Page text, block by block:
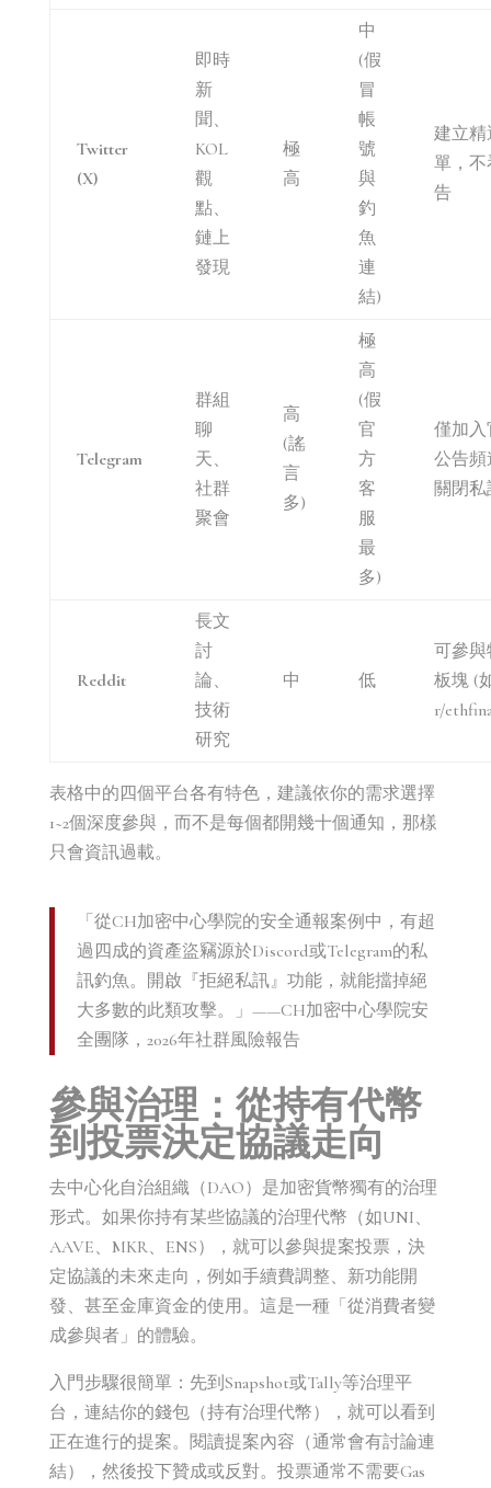
Twitter
(X)
即時
新
聞、
KOL
觀
點、
鏈上
發現
極
高
中
(假
冒
帳
號
與
釣
魚
連
結)
建立精
單，不
告
Telegram
群組
聊
天、
社群
聚會
高
(謠
言
多)
極
高
(假
官
方
客
服
最
多)
僅加入
公告頻
關閉私
Reddit
長文
討
論、
技術
研究
中 低
可參與
板塊 (
r/
表格中的四個平台各有特色，建議依你的需求選擇
1~2個深度參與，而不是每個都開幾十個通知，那樣
只會資訊過載。
「從CH加密中心學院的安全通報案例中，有超
過四成的資產盜竊源於Discord或Telegram的私
訊釣魚。開啟『拒絕私訊』功能，就能擋掉絕
大多數的此類攻擊。」——CH加密中心學院安
全團隊，2026年社群風險報告
參與治理：從持有代幣
到投票決定協議走向
去中心化自治組織（DAO）是加密貨幣獨有的治理
形式。如果你持有某些協議的治理代幣（如UNI、
AAVE、MKR、ENS），就可以參與提案投票，決
定協議的未來走向，例如手續費調整、新功能開
發、甚至金庫資金的使用。這是一種「從消費者變
成參與者」的體驗。
入門步驟很簡單：先到Snapshot或Tally等治理平
台，連結你的錢包（持有治理代幣），就可以看到
正在進行的提案。閱讀提案內容（通常會有討論連
結），然後投下贊成或反對。投票通常不需要Gas